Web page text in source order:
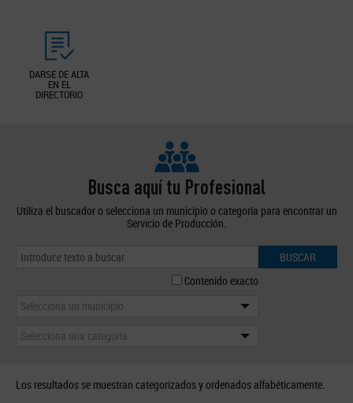
DARSE DE ALTA
EN EL
DIRECTORIO
Busca aquí tu Profesional
Utiliza el buscador o selecciona un municipio o categoría para encontrar un
Servicio de Producción.
BUSCAR
Contenido exacto
Selecciona un municipio
Selecciona una categoría
Los resultados se muestran categorizados y ordenados alfabéticamente.